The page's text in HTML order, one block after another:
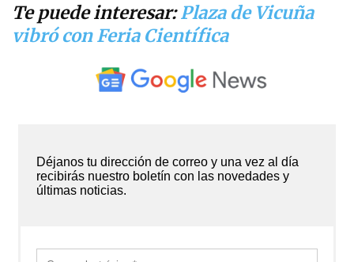
Te puede interesar:Plaza de Vicuña
vibró con Feria Científica